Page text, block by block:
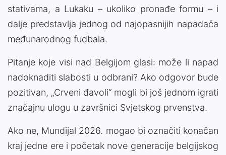
stativama, a Lukaku – ukoliko pronađe formu – i
dalje predstavlja jednog od najopasnijih napadača
međunarodnog fudbala.
Pitanje koje visi nad Belgijom glasi: može li napad
nadoknaditi slabosti u odbrani? Ako odgovor bude
pozitivan, „Crveni đavoli“ mogli bi još jednom igrati
značajnu ulogu u završnici Svjetskog prvenstva.
Ako ne, Mundijal 2026. mogao bi označiti konačan
kraj jedne ere i početak nove generacije belgijskog